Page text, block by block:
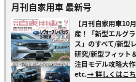
月刊自家用車 最新号
【月刊自家用車10
産！「新型エルグ
ス」のすべて/新型
研究/新型フィット
注目モデル攻略大
etc.→ 詳しくはこ